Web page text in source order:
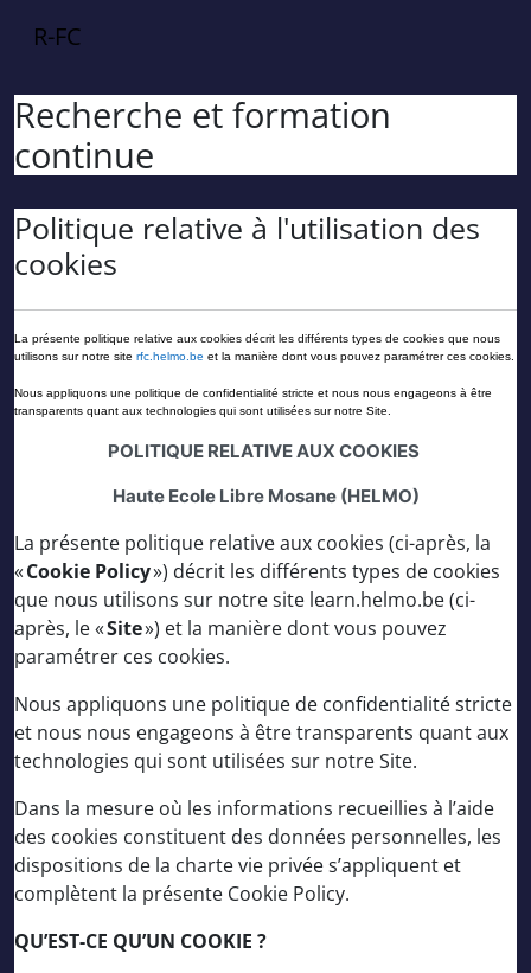
R-FC
Recherche et formation
continue
Politique relative à l'utilisation des
cookies
La présente politique relative aux cookies décrit les différents types de cookies que nous
utilisons sur notre site rfc .helmo.be et la manière dont vous pouvez paramétrer ces cookies.
Nous appliquons une politique de confidentialité stricte et nous nous engageons à être
transparents quant aux technologies qui sont utilisées sur notre Site.
POLITIQUE RELATIVE AUX COOKIES
Haute Ecole Libre Mosane(HELMO)
La présente politique relative aux cookies (ci-après, la
«Cookie Policy») décrit les différents types de cookies
que nous utilisons sur notre site learn.helmo.be (ci-
après, le «Site») et la manière dont vous pouvez
paramétrer ces cookies.
Nous appliquons une politique de confidentialité stricte
et nous nous engageons à être transparents quant aux
technologies qui sont utilisées sur notre Site.
Dans la mesure où les informations recueillies à l’aide
des cookies constituent des données personnelles, les
dispositions de la charte vie privée s’appliquent et
complètent la présente Cookie Policy.
QU’EST-CE QU’UN COOKIE ?